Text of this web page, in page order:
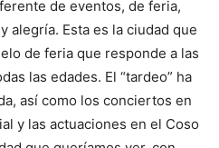
de eventos, de feria,
alegría. Esta es la ciudad que
de feria que responde a las
las edades. El “tardeo” ha
así como los conciertos en
y las actuaciones en el Coso